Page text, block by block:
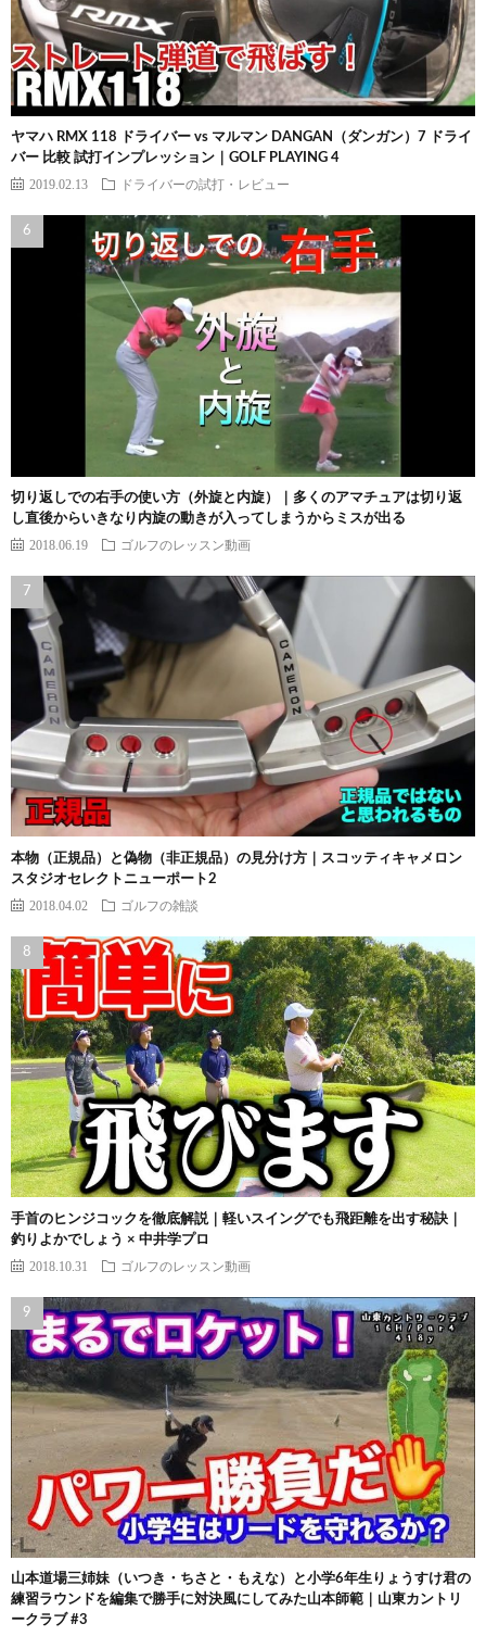
ヤマハ RMX 118 ドライバー vs マルマン DANGAN（ダンガン）7 ドライ
バー 比較 試打インプレッション｜GOLF PLAYING 4
2019.02.13 ドライバーの試打・レビュー
切り返しでの右手の使い方（外旋と内旋）｜多くのアマチュアは切り返
し直後からいきなり内旋の動きが入ってしまうからミスが出る
2018.06.19 ゴルフのレッスン動画
本物（正規品）と偽物（非正規品）の見分け方｜スコッティキャメロン
スタジオセレクトニューポート2
2018.04.02 ゴルフの雑談
手首のヒンジコックを徹底解説｜軽いスイングでも飛距離を出す秘訣｜
釣りよかでしょう × 中井学プロ
2018.10.31 ゴルフのレッスン動画
山本道場三姉妹（いつき・ちさと・もえな）と小学6年生りょうすけ君の
練習ラウンドを編集で勝手に対決風にしてみた山本師範｜山東カントリ
ークラブ #3